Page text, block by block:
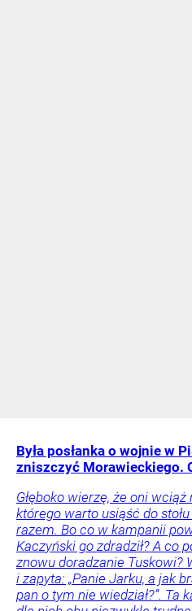
Była posłanka o wojnie w
zniszczyć Morawieckiego.
Głęboko wierzę, że oni
którego warto usiąść do
razem. Bo co w kampanii
Kaczyński go zdradził? A co
znowu doradzanie Tuskowi?
i zapyta: „Panie Jarku, a jak
pan o tym nie wiedział?”. Ta